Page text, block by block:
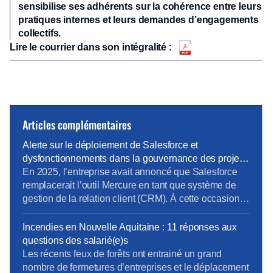
sensibilise ses adhérents sur la cohérence entre leurs
pratiques internes et leurs demandes d’engagements
collectifs.
Lire le courrier dans son intégralité :
Articles complémentaires
Alerte sur le déploiement de Salesforce et
dysfonctionnements dans la gouvernance des projets
métiers
En 2025, l’entreprise avait annoncé que Salesforce
remplacerait l’outil Mercure en tant que système de
gestion de la relation client (CRM). À cette occasion,
la Direction Pro-PME et la Direction du Système
d’Information (DSI) avaient sollicité chaque métier
pour élaborer un cahier des charges rigoureux,
destiné à prendre en compte les besoins terrain
spécifiques de […]
Incendies en Nouvelle Aquitaine : 11 réponses aux
questions des salarié(e)s
Les récents feux de forêts ont entrainé un grand
nombre de fermetures d’entreprises et le déplacement